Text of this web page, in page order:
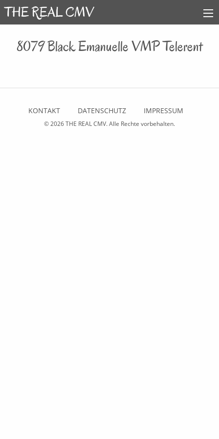
8079 Black Emanuelle VMP Telerent
KONTAKT DATENSCHUTZ IMPRESSUM
© 2026THE REAL CMV. Alle Rechte vorbehalten.